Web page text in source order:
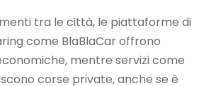
tra le città, le piattaforme di
come BlaBlaCar offrono
mentre servizi come
corse private, anche se è